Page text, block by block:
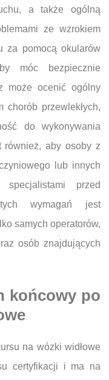
a także ogólną
ze wzrokiem
za pomocą okularów
móc bezpiecznie
może ocenić ogólny
przewlekłych,
do wykonywania
również, aby osoby z
lub innych
przed
wymagań jest
samych operatorów,
osób znajdujących
końcowy po
na wózki widłowe
certyfikacji i ma na